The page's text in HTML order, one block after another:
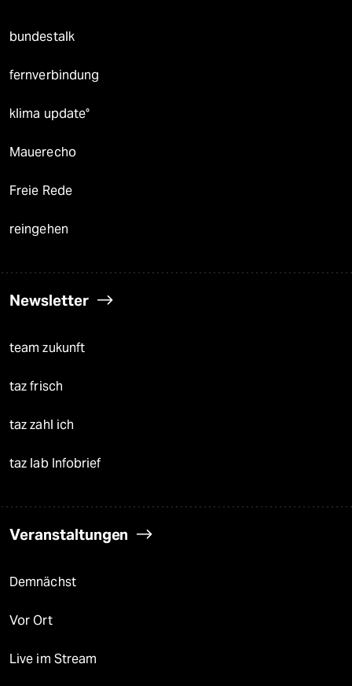
bundestalk
fernverbindung
klima update°
Mauerecho
Freie Rede
reingehen
Newsletter
team zukunft
taz frisch
taz zahl ich
taz lab Infobrief
Veranstaltungen
Demnächst
Vor Ort
Live im Stream